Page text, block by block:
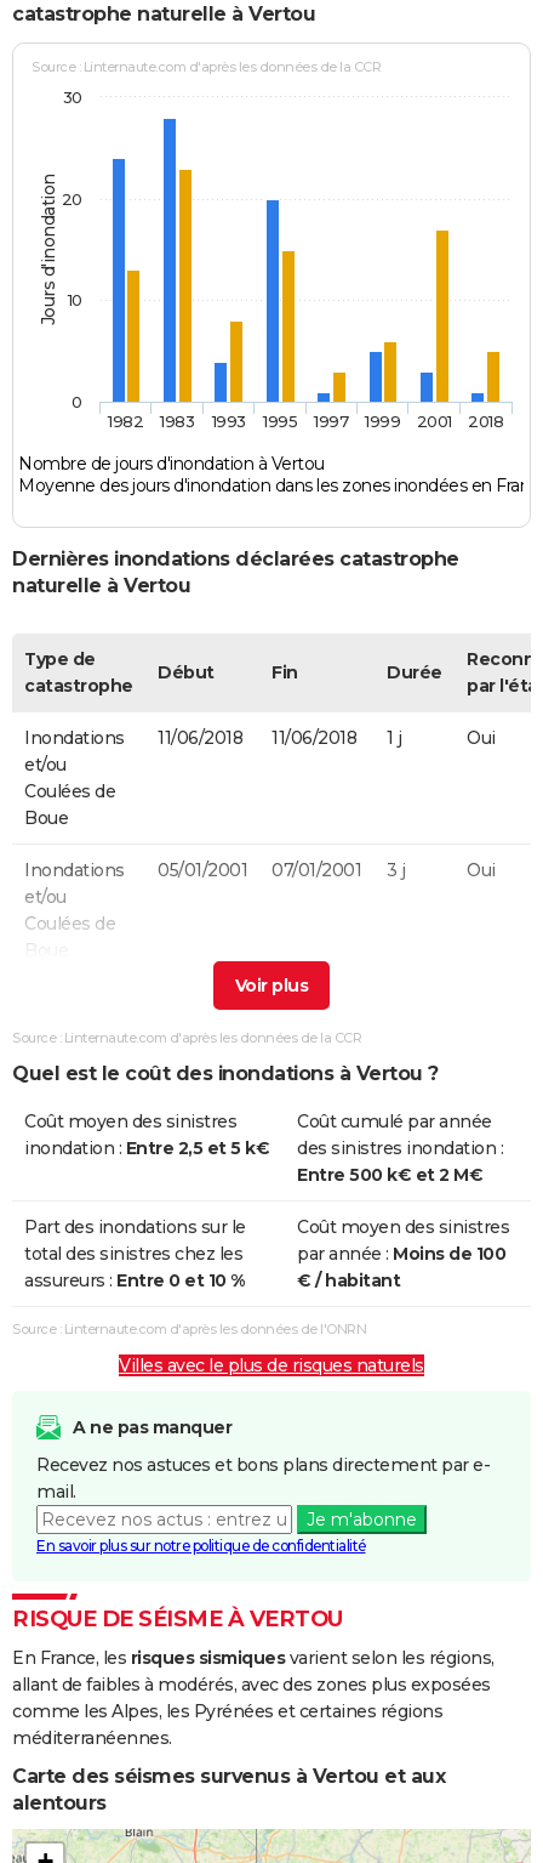
catastrophe naturelle à Vertou
Jours d'inondation
Source : Linternaute.com d'après les données de la CCR
Nombre de jours d'inondation à Vertou
Moyenne des jours d'inondation dans les zones inondées en
1982 1983 1993 1995 1997 1999 2001 2018
0
10
20
30
Dernières inondations déclarées catastrophe
naturelle à Vertou
Type de
catastrophe
Début Fin Durée
par
Inondations
et/ou
Coulées de
Boue
11/06/2018 11/06/2018 1 j Oui
Inondations
et/ou
Coulées de
Boue
05/01/2001 07/01/2001 3 j Oui
et/ou
Boue
25/12/1999 29/12/1999
Inondations
et/ou
11/06/1997 11/06/1997 1 j Oui
Inondations
et/ou
Coulées de
17/01/1995 05/02/1995 20 j Oui
et/ou
Inondations
et/ou
Boue
01/04/1983 28/04/1983 28 j
Inondations
et/ou
Coulées de
Boue
08/12/1982 31/12/1982 24 j Oui
Source : Linternaute.com d'après les données de la CCR
Quel est le coût des inondations à Vertou ?
Coût moyen des sinistres
inondation : Entre 2,5 et 5 k€
Coût cumulé par année
des sinistres inondation :
Entre 500 k€ et 2 M€
Part des inondations sur le
total des sinistres chez les
assureurs : Entre 0 et 10 %
Coût moyen des sinistres
par année : Moins de 100
€ / habitant
Source : Linternaute.com d'après les données de l'ONRN
Villes avec le plus de risques naturels
A ne pas manquer
Recevez nos astuces et bons plans directement par e-
mail.
Je m'abonne
En savoir plus sur notre politique de confidentialité
RISQUE DE SÉISME À VERTOU
En France, les risques sismiquesvarient selon les régions,
allant de faibles à modérés, avec des zones plus exposées
comme les Alpes, les Pyrénées et certaines régions
méditerranéennes.
Carte des séismes survenus à Vertou et aux
alentours